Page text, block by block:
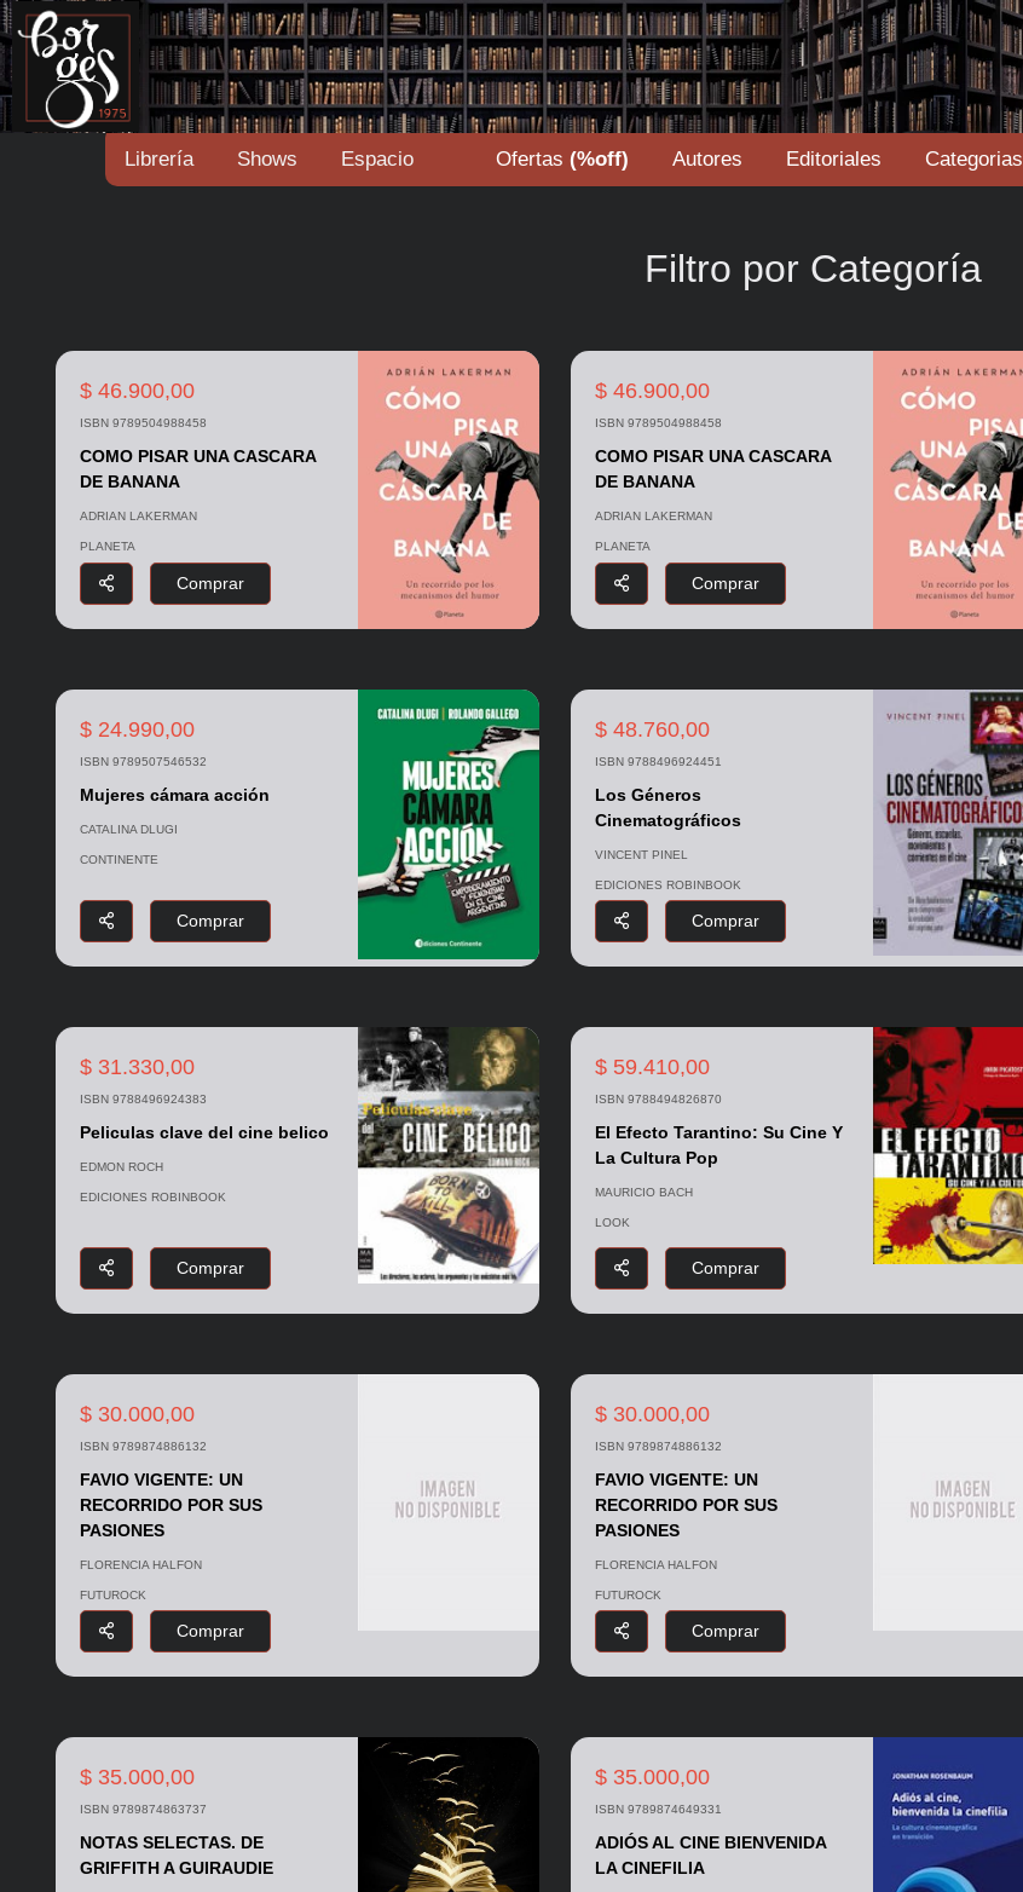
Librería Shows Espacio Ofertas (%off) Autores Editoriales Categorias
Filtro por Categoría
$ 46.900,00
ISBN 9789504988458
COMO PISAR UNA CASCARA
DE BANANA
ADRIAN LAKERMAN
PLANETA
Comprar
$ 46.900,00
ISBN 9789504988458
COMO PISAR UNA CASCARA
DE BANANA
ADRIAN LAKERMAN
PLANETA
Comprar
$ 24.990,00
ISBN 9789507546532
Mujeres cámara acción
CATALINA DLUGI
CONTINENTE
Comprar
$ 48.760,00
ISBN 9788496924451
Los Géneros
Cinematográficos
VINCENT PINEL
EDICIONES ROBINBOOK
Comprar
$ 31.330,00
ISBN 9788496924383
Peliculas clave del cine belico
EDMON ROCH
EDICIONES ROBINBOOK
Comprar
$ 59.410,00
ISBN 9788494826870
El Efecto Tarantino: Su Cine Y
La Cultura Pop
MAURICIO BACH
LOOK
Comprar
$ 30.000,00
ISBN 9789874886132
FAVIO VIGENTE: UN
RECORRIDO POR SUS
PASIONES
FLORENCIA HALFON
FUTUROCK
Comprar
$ 30.000,00
ISBN 9789874886132
FAVIO VIGENTE: UN
RECORRIDO POR SUS
PASIONES
FLORENCIA HALFON
FUTUROCK
Comprar
$ 35.000,00
ISBN 9789874863737
NOTAS SELECTAS. DE
GRIFFITH A GUIRAUDIE
$ 35.000,00
ISBN 9789874649331
ADIÓS AL CINE BIENVENIDA
LA CINEFILIA